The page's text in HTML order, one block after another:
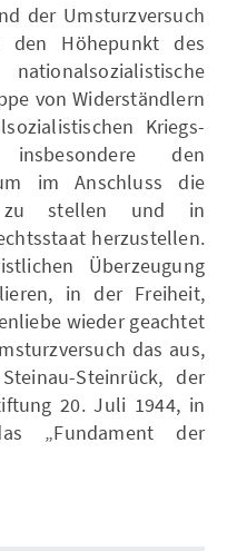
der Umsturzversuch
Höhepunkt des
von Widerständlern
Kriegs-
insbesondere den
im Anschluss die
zu stellen und in
herzustellen.
Überzeugung
in der Freiheit,
wieder geachtet
das aus,
Steinrück, der
20. Juli 1944, in
„Fundament der